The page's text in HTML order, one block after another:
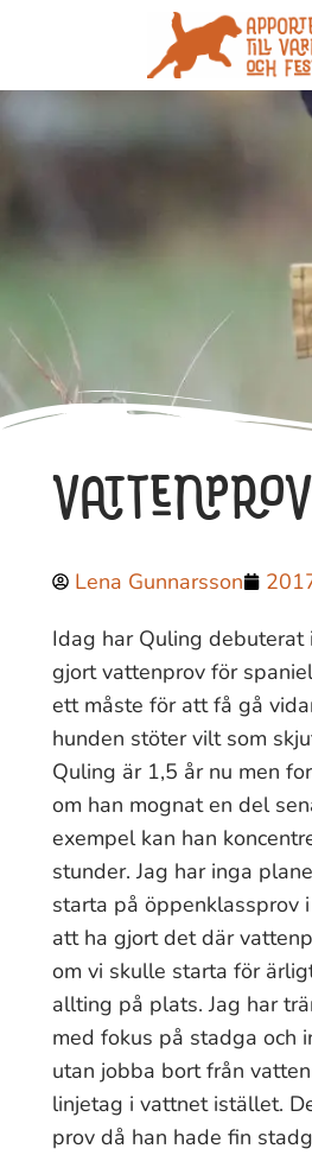
Lena Gunnarsson
Idag har Quling debuterat
gjort vattenprov för
ett måste för att få gå
hunden stöter vilt som
Quling är 1,5 år nu men
om han mognat en del
exempel kan han
stunder. Jag har inga
starta på öppenklassprov
att ha gjort det där
om vi skulle starta för
allting på plats. Jag har
med fokus på stadga och
utan jobba bort från
linjetag i vattnet istället.
prov då han hade fin